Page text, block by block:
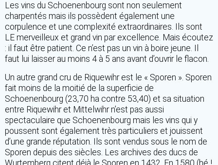
Les vins du Schoenenbourg sont non seulement
charpentés mais ils possèdent également une
corpulence et une complexité extraordinaires. Ils sont
LE merveilleux et grand vin par excellence. Mais écoutez
: il faut être patient. Ce n’est pas un vin à boire jeune. Il
faut lui laisser au moins 4 à 5 ans avant d’ouvrir le flacon.
Un autre grand cru de Riquewihr est le « Sporen ». Sporen
fait moins de la moitié de la superficie de
Schoenenbourg (23,70 ha contre 53,40) et sa situation
entre Riquewihr et Mittelwihr n’est pas aussi
spectaculaire que Schoenenbourg mais les vins qui y
poussent sont également très particuliers et jouissent
d’une grande réputation. Ils sont vendus sous le nom de
Sporen depuis des siècles. Les archives des ducs de